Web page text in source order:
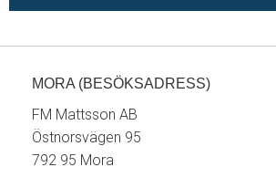
MORA (BESÖKSADRESS)
FM Mattsson AB
Östnorsvägen 95
792 95 Mora